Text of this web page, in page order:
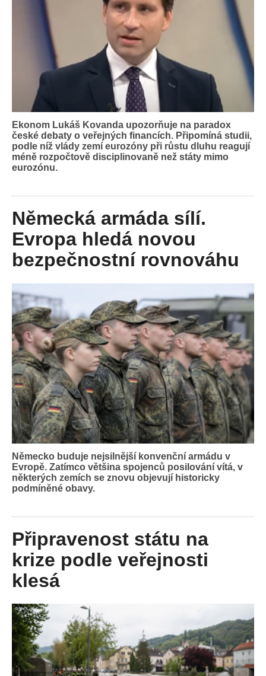
Ekonom Lukáš Kovanda upozorňuje na paradox
české debaty o veřejných financích. Připomíná studii,
podle níž vlády zemí eurozóny při růstu dluhu reagují
méně rozpočtově disciplinovaně než státy mimo
eurozónu.
Německá armáda sílí.
Evropa hledá novou
bezpečnostní rovnováhu
Německo buduje nejsilnější konvenční armádu v
Evropě. Zatímco většina spojenců posilování vítá, v
některých zemích se znovu objevují historicky
podmíněné obavy.
Připravenost státu na
krize podle veřejnosti
klesá